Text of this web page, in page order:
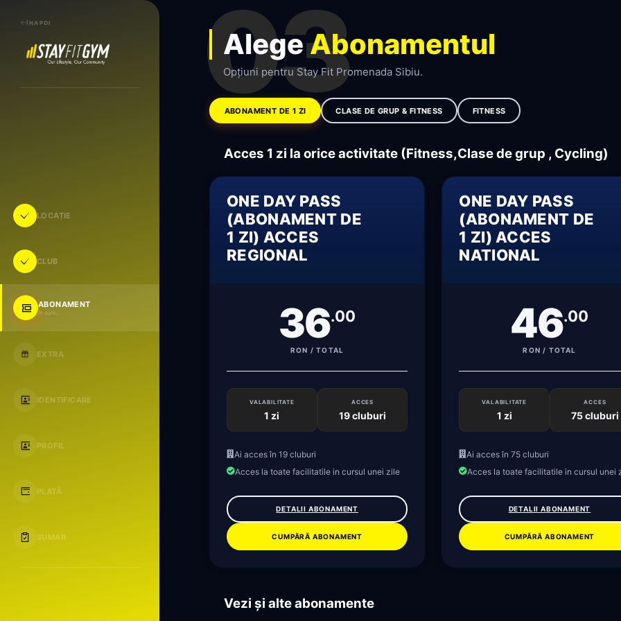
ÎNAPOI
LOCAȚIE
CLUB
ABONAMENT
în curs...
EXTRA
IDENTIFICARE
PROFIL
PLATĂ
SUMAR
03
AlegeAbonamentul
Opțiuni pentru Stay Fit Promenada Sibiu.
ABONAMENT DE 1 ZI CLASE DE GRUP & FITNESS FITNESS
Acces 1 zi la orice activitate (Fitness,Clase de grup , Cycling)
ONE DAY PASS
(ABONAMENT DE
1 ZI) ACCES
REGIONAL
36.00
RON / TOTAL
VALABILITATE
1 zi
ACCES
19 cluburi
Ai acces în 19 cluburi
Acces la toate facilitatile in cursul unei zile
DETALII ABONAMENT
CUMPĂRĂ ABONAMENT
ONE DAY PASS
(ABONAMENT DE
1 ZI) ACCES
NATIONAL
46.00
RON / TOTAL
VALABILITATE
1 zi
ACCES
75 cluburi
Ai acces în 75 cluburi
Acces la toate facilitatile in cursul unei
DETALII ABONAMENT
CUMPĂRĂ ABONAMENT
Vezi și alte abonamente